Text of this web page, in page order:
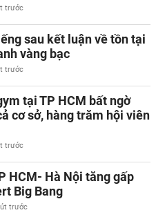
trước
sau kết luận về tồn tại
vàng bạc
trước
tại TP HCM bất ngờ
cơ sở, hàng trăm hội viên
trước
HCM- Hà Nội tăng gấp
Big Bang
trước